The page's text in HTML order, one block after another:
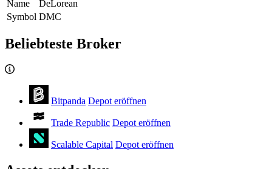
Name
DeLorean
Symbol DMC
Beliebteste Broker
Bitpanda Depot eröffnen
Trade Republic Depot eröffnen
Scalable Capital Depot eröffnen